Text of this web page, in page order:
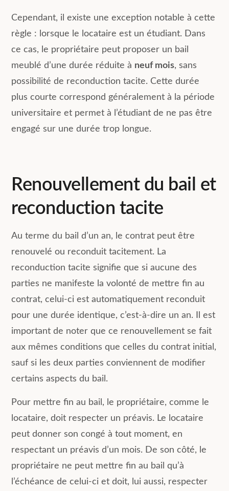
Cependant, il existe une exception notable à cette
règle : lorsque le locataire est un étudiant. Dans
ce cas, le propriétaire peut proposer un bail
meublé d’une durée réduite à neuf mois, sans
possibilité de reconduction tacite. Cette durée
plus courte correspond généralement à la période
universitaire et permet à l’étudiant de ne pas être
engagé sur une durée trop longue.
Renouvellement du bail et
reconduction tacite
Au terme du bail d’un an, le contrat peut être
renouvelé ou reconduit tacitement. La
reconduction tacite signifie que si aucune des
parties ne manifeste la volonté de mettre fin au
contrat, celui-ci est automatiquement reconduit
pour une durée identique, c’est-à-dire un an. Il est
important de noter que ce renouvellement se fait
aux mêmes conditions que celles du contrat initial,
sauf si les deux parties conviennent de modifier
certains aspects du bail.
Pour mettre fin au bail, le propriétaire, comme le
locataire, doit respecter un préavis. Le locataire
peut donner son congé à tout moment, en
respectant un préavis d’un mois. De son côté, le
propriétaire ne peut mettre fin au bail qu’à
l’échéance de celui-ci et doit, lui aussi, respecter